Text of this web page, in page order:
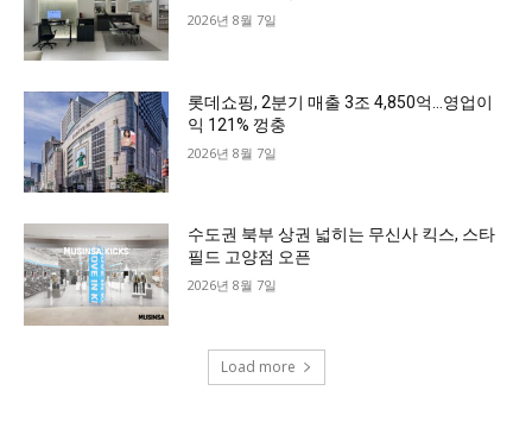
2026년 8월 7일
롯데쇼핑, 2분기 매출 3조 4,850억…영업이
익 121% 껑충
2026년 8월 7일
수도권 북부 상권 넓히는 무신사 킥스, 스타
필드 고양점 오픈
2026년 8월 7일
Load more